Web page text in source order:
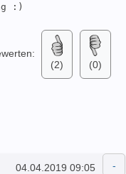
:)
(2)
(0)
04.04.2019 09:05